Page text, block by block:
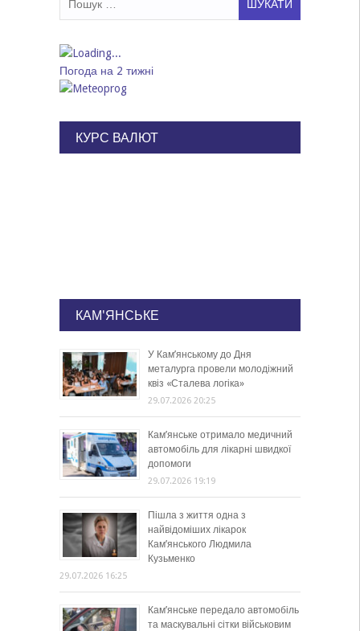
Погода на 2 тижні
КУРС ВАЛЮТ
КАМ'ЯНСЬКЕ
У Кам’янському до Дня
металурга провели молодіжний
квіз «Сталева логіка»
29.07.2026 20:25
Кам’янське отримало медичний
автомобіль для лікарні швидкої
допомоги
29.07.2026 19:19
Пішла з життя одна з
найвідоміших лікарок
Кам’янського Людмила
Кузьменко
29.07.2026 16:25
Кам’янське передало автомобіль
та маскувальні сітки військовим